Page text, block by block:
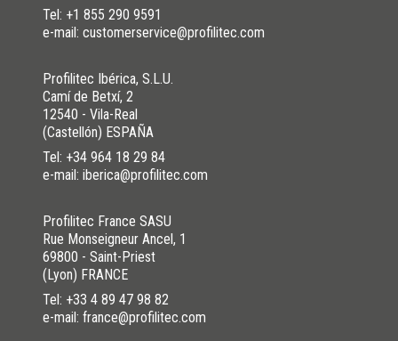
Tel: +1 855 290 9591
e-mail: customerservice@profilitec.com
Profilitec Ibérica, S.L.U.
Camí de Betxí, 2
12540 - Vila-Real
(Castellón) ESPAÑA
Tel: +34 964 18 29 84
e-mail: iberica@profilitec.com
Profilitec France SASU
Rue Monseigneur Ancel, 1
69800 - Saint-Priest
(Lyon) FRANCE
Tel: +33 4 89 47 98 82
e-mail: france@profilitec.com